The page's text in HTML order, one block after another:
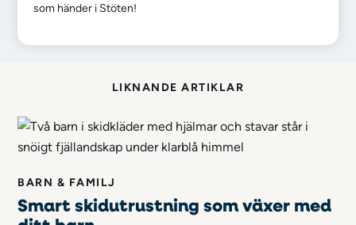
som händer i Stöten!
LIKNANDE ARTIKLAR
BARN & FAMILJ
Smart skidutrustning som växer med